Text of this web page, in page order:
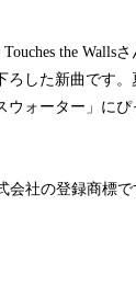
the Walls
した新曲です。
ォーター」にぴ
会社の登録商標で